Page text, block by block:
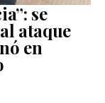
se
ataque
en